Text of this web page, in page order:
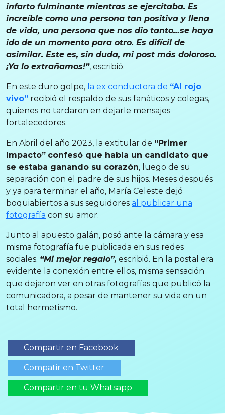
infarto fulminante mientras se ejercitaba. Es
increíble como una persona tan positiva y llena
de vida, una persona que nos dio tanto…se haya
ido de un momento para otro. Es difícil de
asimilar. Este es, sin duda, mi post más doloroso.
¡Ya lo extrañamos!”, escribió.
En este duro golpe, la ex conductora de “Al rojo
vivo” recibió el respaldo de sus fanáticos y colegas,
quienes no tardaron en dejarle mensajes
fortalecedores.
En Abril del año 2023, la extitular de “Primer
Impacto” confesó que había un candidato que
se estaba ganando su corazón, luego de su
separación con el padre de sus hijos. Meses después
y ya para terminar el año, María Celeste dejó
boquiabiertos a sus seguidores al publicar una
fotografía con su amor.
Junto al apuesto galán, posó ante la cámara y esa
misma fotografía fue publicada en sus redes
sociales. “Mi mejor regalo”, escribió. En la postal era
evidente la conexión entre ellos, misma sensación
que dejaron ver en otras fotografías que publicó la
comunicadora, a pesar de mantener su vida en un
total hermetismo.
Compartir en Facebook
Compatir en Twitter
Compartir en tu Whatsapp